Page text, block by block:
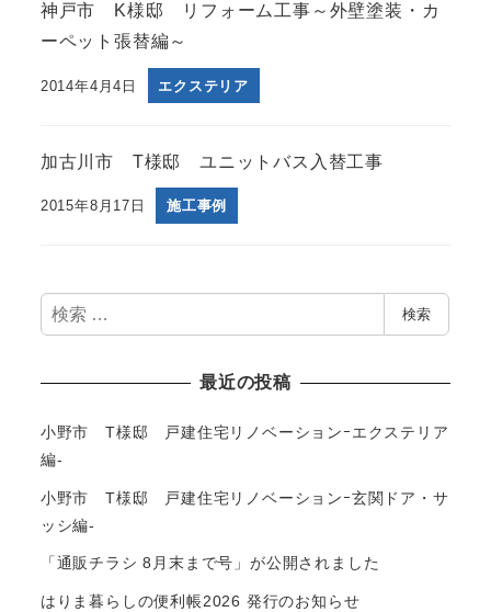
神戸市 K様邸 リフォーム工事～外壁塗装・カ
ーペット張替編～
2014年4月4日 エクステリア
加古川市 T様邸 ユニットバス入替工事
2015年8月17日 施工事例
検
索
検索
最近の投稿
小野市 T様邸 戸建住宅リノベーションｰエクステリア
編-
小野市 T様邸 戸建住宅リノベーションｰ玄関ドア・サ
ッシ編-
「通販チラシ 8月末まで号」が公開されました
はりま暮らしの便利帳2026 発行のお知らせ